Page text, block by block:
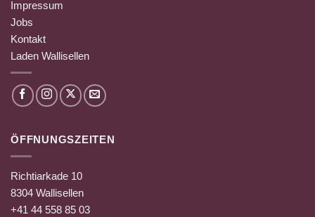
Impressum
Jobs
Kontakt
Laden Wallisellen
ÖFFNUNGSZEITEN
Richtiarkade 10
8304 Wallisellen
+41 44 558 85 03